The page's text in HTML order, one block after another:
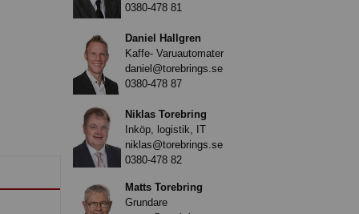
0380-478 81
Daniel Hallgren
Kaffe- Varuautomater
daniel@torebrings.se
0380-478 87
Niklas Torebring
Inköp, logistik, IT
niklas@torebrings.se
0380-478 82
Matts Torebring
Grundare